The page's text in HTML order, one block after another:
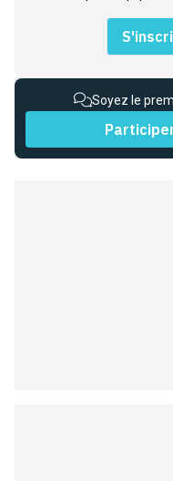
Soyez le